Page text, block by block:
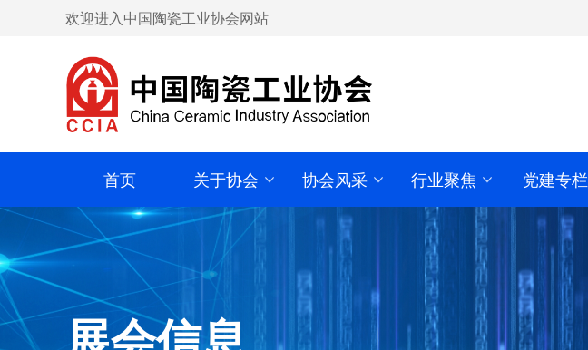
欢迎进入中国陶瓷工业协会网站
首页 关于协会 协会风采 行业聚焦 党建专栏